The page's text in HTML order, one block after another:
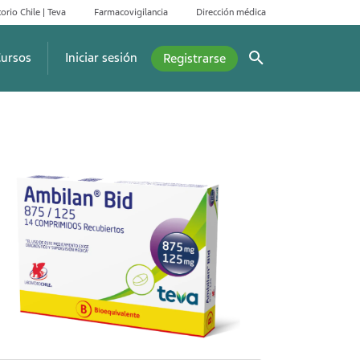
Chile | Teva Farmacovigilancia Dirección médica
Iniciar sesión Registrarse